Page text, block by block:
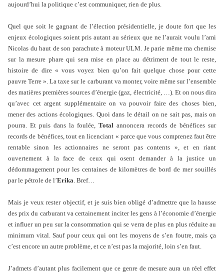
aujourd’hui la politique c’est communiquer, rien de plus.
Quel que soit le gagnant de l’élection présidentielle, je doute fort que les
enjeux écologiques soient pris autant au sérieux que ne l’aurait voulu l’ami
Nicolas du haut de son parachute à moteur ULM. Je parie même ma chemise
sur la mesure phare qui sera mise en place au détriment de tout le reste,
histoire de dire « vous voyez bien qu’on fait quelque chose pour cette
pauvre Terre ». La taxe sur le carburant va monter, voire même sur l’ensemble
des matières premières sources d’énergie (gaz, électricité, …). Et on nous dira
qu’avec cet argent supplémentaire on va pouvoir faire des choses bien,
mener des actions écologiques. Quoi dans le détail on ne sait pas, mais on
pourra. Et puis dans la foulée, Total annoncera records de bénéfices sur
records de bénéfices, tout en licenciant « parce que vous comprenez faut être
rentable sinon les actionnaires ne seront pas contents », et en riant
ouvertement à la face de ceux qui osent demander à la justice un
dédommagement pour les centaines de kilomètres de bord de mer souillés
par le pétrole de l’Erika. Bref…
Mais je veux rester objectif, et je suis bien obligé d’admettre que la hausse
des prix du carburant va certainement inciter les gens à l’économie d’énergie
et influer un peu sur la consommation qui se verra de plus en plus réduite au
minimum vital. Sauf pour ceux qui ont les moyens de s’en foutre, mais ça
c’est encore un autre problème, et ce n’est pas la majorité, loin s’en faut.
J’admets d’autant plus facilement que ce genre de mesure aura un réel effet